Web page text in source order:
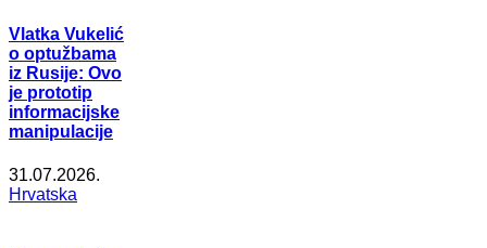
Vlatka Vukelić
o optužbama
iz Rusije: Ovo
je prototip
informacijske
manipulacije
31.07.2026.
Hrvatska